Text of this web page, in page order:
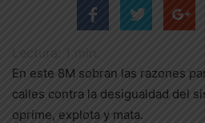
En este 8M sobran las razones
calles contra la desigualdad del
oprime, explota y mata.